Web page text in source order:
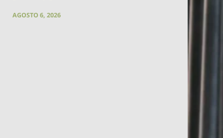
AGOSTO 6, 2026